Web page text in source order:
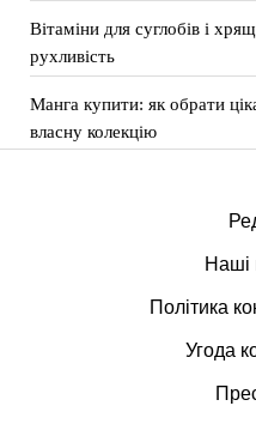
Вітаміни для суглобів і
рухливість
Манга купити: як обрати
власну колекцію
Наші
Політика
Угода